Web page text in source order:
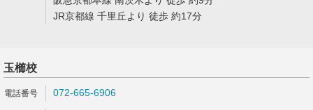
JR京都線 千里丘より 徒歩 約17分
玉櫛校
072-665-6906